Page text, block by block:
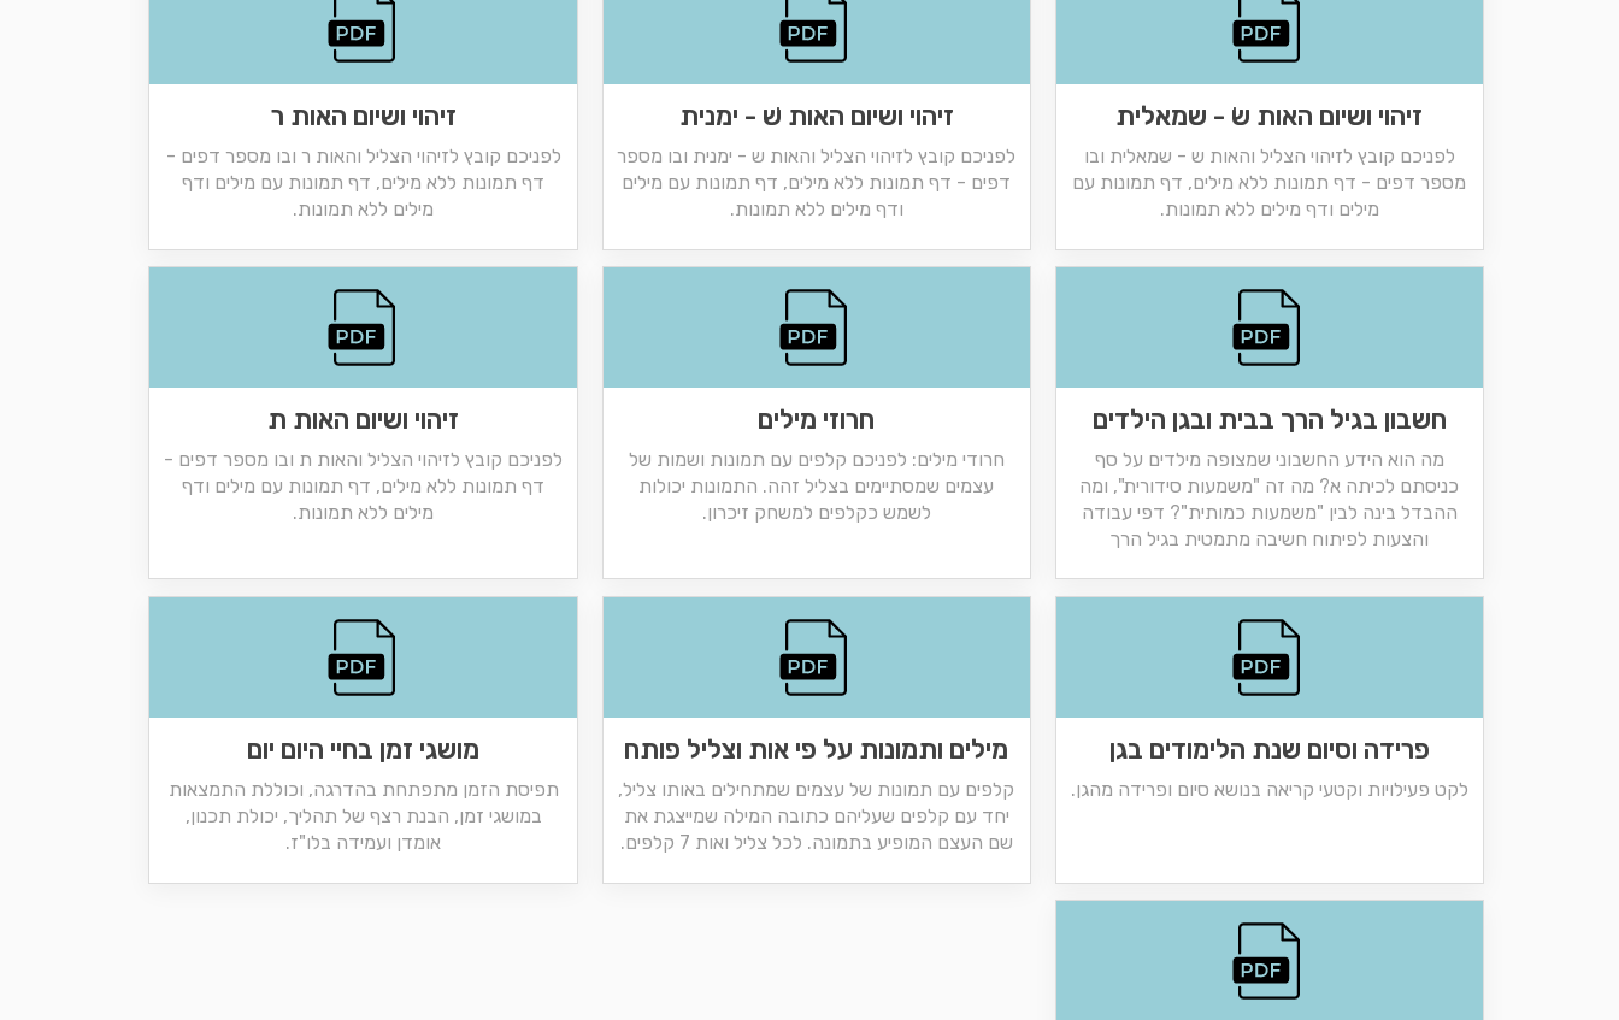
זיהוי ושיום האות ר
לפניכם קובץ לזיהוי הצליל והאות ר ובו מספר דפים -
דף תמונות ללא מילים, דף תמונות עם מילים ודף
מילים ללא תמונות.
זיהוי ושיום האות שׁ - ימנית
לפניכם קובץ לזיהוי הצליל והאות ש - ימנית ובו מספר
דפים - דף תמונות ללא מילים, דף תמונות עם מילים
ודף מילים ללא תמונות.
זיהוי ושיום האות שׂ - שמאלית
לפניכם קובץ לזיהוי הצליל והאות ש - שמאלית ובו
מספר דפים - דף תמונות ללא מילים, דף תמונות עם
מילים ודף מילים ללא תמונות.
זיהוי ושיום האות ת
לפניכם קובץ לזיהוי הצליל והאות ת ובו מספר דפים -
דף תמונות ללא מילים, דף תמונות עם מילים ודף
מילים ללא תמונות.
חרוזי מילים
חרודי מילים: לפניכם קלפים עם תמונות ושמות של
עצמים שמסתיימים בצליל זהה. התמונות יכולות
לשמש כקלפים למשחק זיכרון.
חשבון בגיל הרך בבית ובגן הילדים
מה הוא הידע החשבוני שמצופה מילדים על סף
כניסתם לכיתה א? מה זה "משמעות סידורית", ומה
ההבדל בינה לבין "משמעות כמותית"? דפי עבודה
והצעות לפיתוח חשיבה מתמטית בגיל הרך
מושגי זמן בחיי היום יום
תפיסת הזמן מתפתחת בהדרגה, וכוללת התמצאות
במושגי זמן, הבנת רצף של תהליך, יכולת תכנון,
אומדן ועמידה בלו"ז.
מילים ותמונות על פי אות וצליל פותח
קלפים עם תמונות של עצמים שמתחילים באותו צליל,
יחד עם קלפים שעליהם כתובה המילה שמייצגת את
שם העצם המופיע בתמונה. לכל צליל ואות 7 קלפים.
פרידה וסיום שנת הלימודים בגן
לקט פעילויות וקטעי קריאה בנושא סיום ופרידה מהגן.